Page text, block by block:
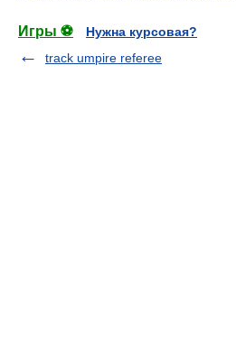
Игры ⚽
Нужна курсовая?
track umpire referee